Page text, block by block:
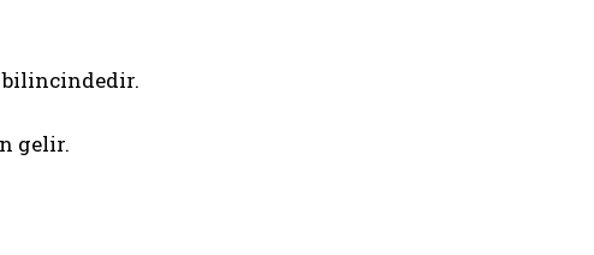
bilincindedir.
gelir.